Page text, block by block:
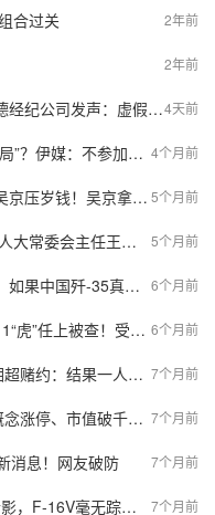
2年前
合过关
2年前
4天前
：虚假报道的危害与责任
4个月前
判，已做好再次军事对抗准备
5个月前
到压岁钱立即要交给谢楠
5个月前
力在服务国家战略全局中展现四川作为
6个月前
涡扇19，将是F-35的噩梦
6个月前
均过亿，两“虎”被判无期
7个月前
300公里，一人徒步180公里
7个月前
破千亿，金风科技回应
7个月前
消息！网友破防
7个月前
军撒谎锁定解放军预警机